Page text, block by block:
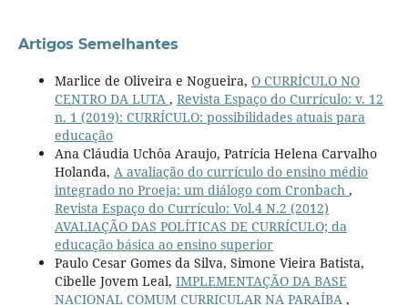
Artigos Semelhantes
Marlice de Oliveira e Nogueira, O CURRÍCULO NO
CENTRO DA LUTA , Revista Espaço do Currículo: v. 12
n. 1 (2019): CURRÍCULO: possibilidades atuais para
educação
Ana Cláudia Uchôa Araujo, Patrícia Helena Carvalho
Holanda, A avaliação do currículo do ensino médio
integrado no Proeja: um diálogo com Cronbach ,
Revista Espaço do Currículo: Vol.4 N.2 (2012)
AVALIAÇÃO DAS POLÍTICAS DE CURRÍCULO; da
educação básica ao ensino superior
Paulo Cesar Gomes da Silva, Simone Vieira Batista,
Cibelle Jovem Leal, IMPLEMENTAÇÃO DA BASE
NACIONAL COMUM CURRICULAR NA PARAÍBA ,